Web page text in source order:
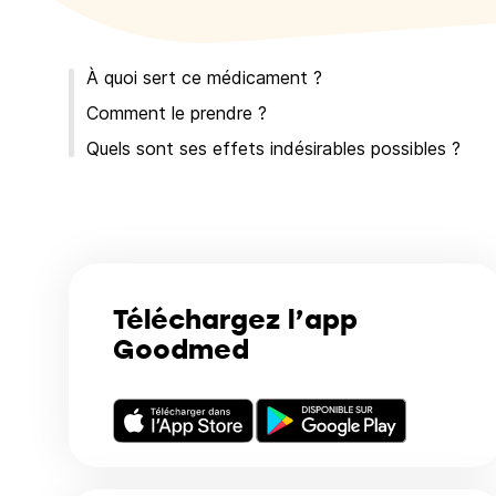
À quoi sert ce médicament ?
Comment le prendre ?
Quels sont ses effets indésirables possibles ?
Téléchargez l’app
Goodmed